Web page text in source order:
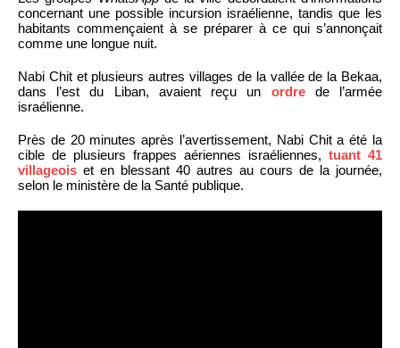
concernant une possible incursion israélienne, tandis que les
habitants commençaient à se préparer à ce qui s’annonçait
comme une longue nuit.
Nabi Chit et plusieurs autres villages de la vallée de la Bekaa,
dans l’est du Liban, avaient reçu un ordrede l’armée
israélienne.
Près de 20 minutes après l’avertissement, Nabi Chit a été la
cible de plusieurs frappes aériennes israéliennes, tuant 41
villageois et en blessant 40 autres au cours de la journée,
selon le ministère de la Santé publique.